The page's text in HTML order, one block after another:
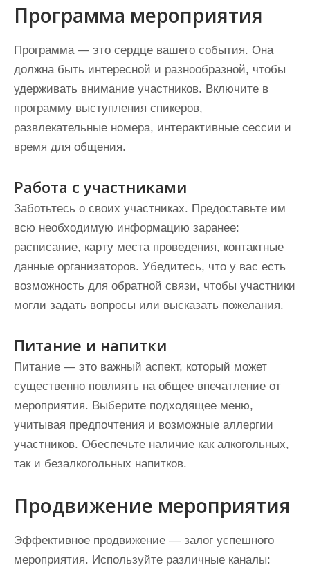
Программа мероприятия
Программа — это сердце вашего события. Она
должна быть интересной и разнообразной, чтобы
удерживать внимание участников. Включите в
программу выступления спикеров,
развлекательные номера, интерактивные сессии и
время для общения.
Работа с участниками
Заботьтесь о своих участниках. Предоставьте им
всю необходимую информацию заранее:
расписание, карту места проведения, контактные
данные организаторов. Убедитесь, что у вас есть
возможность для обратной связи, чтобы участники
могли задать вопросы или высказать пожелания.
Питание и напитки
Питание — это важный аспект, который может
существенно повлиять на общее впечатление от
мероприятия. Выберите подходящее меню,
учитывая предпочтения и возможные аллергии
участников. Обеспечьте наличие как алкогольных,
так и безалкогольных напитков.
Продвижение мероприятия
Эффективное продвижение — залог успешного
мероприятия. Используйте различные каналы: